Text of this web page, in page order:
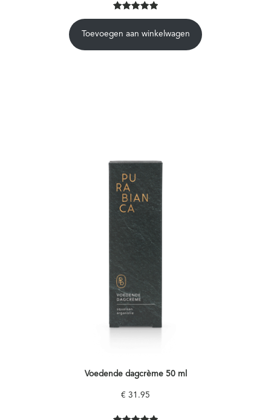
Gewaardeer
d5.00op
1
Toevoegen aan winkelwagen
Voedende dagcrème 50 ml
€ 31.95